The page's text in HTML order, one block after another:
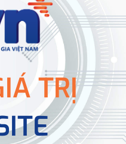
TRỊ